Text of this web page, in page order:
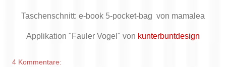
Taschenschnitt: e-book 5-pocket-bag von mamalea
Applikation "Fauler Vogel" von kunterbuntdesign
4 Kommentare: